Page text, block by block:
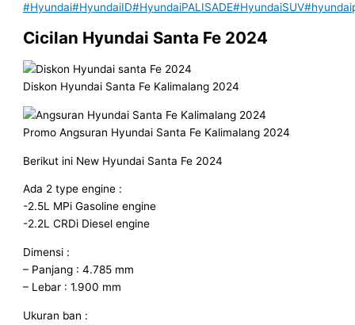
#Hyundai#HyundaiID#HyundaiPALISADE#HyundaiSUV
Cicilan Hyundai Santa Fe 2024
Diskon Hyundai Santa Fe Kalimalang 2024
Promo Angsuran Hyundai Santa Fe Kalimalang 2024
Berikut ini New Hyundai Santa Fe 2024
Ada 2 type engine :
-2.5L MPi Gasoline engine
-2.2L CRDi Diesel engine
Dimensi :
– Panjang : 4.785 mm
– Lebar : 1.900 mm
Ukuran ban :